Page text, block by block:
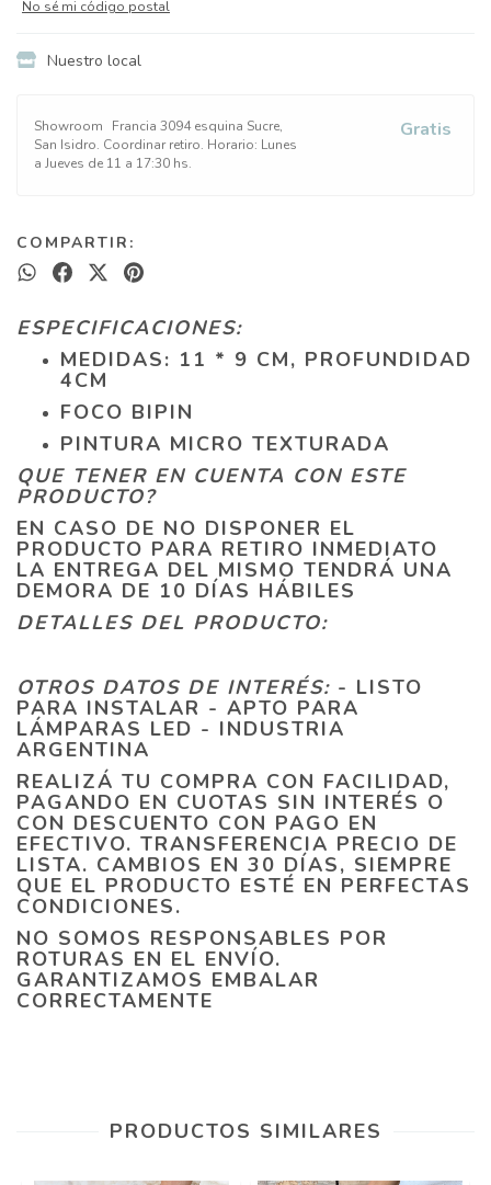
No sé mi código postal
Nuestro local
Showroom
Francia 3094 esquina Sucre,
San Isidro. Coordinar retiro. Horario: Lunes
a Jueves de 11 a 17:30 hs.
Gratis
COMPARTIR:
ESPECIFICACIONES:
MEDIDAS: 11 * 9 CM, PROFUNDIDAD
4CM
FOCO BIPIN
PINTURA MICRO TEXTURADA
QUE TENER EN CUENTA CON ESTE
PRODUCTO?
EN CASO DE NO DISPONER EL
PRODUCTO PARA RETIRO INMEDIATO
LA ENTREGA DEL MISMO TENDRÁ UNA
DEMORA DE 10 DÍAS HÁBILES
DETALLES DEL PRODUCTO:
OTROS DATOS DE INTERÉS: - LISTO
PARA INSTALAR - APTO PARA
LÁMPARAS LED - INDUSTRIA
ARGENTINA
REALIZÁ TU COMPRA CON FACILIDAD,
PAGANDO EN CUOTAS SIN INTERÉS O
CON DESCUENTO CON PAGO EN
EFECTIVO. TRANSFERENCIA PRECIO DE
LISTA. CAMBIOS EN 30 DÍAS, SIEMPRE
QUE EL PRODUCTO ESTÉ EN PERFECTAS
CONDICIONES.
NO SOMOS RESPONSABLES POR
ROTURAS EN EL ENVÍO.
GARANTIZAMOS EMBALAR
CORRECTAMENTE
PRODUCTOS SIMILARES